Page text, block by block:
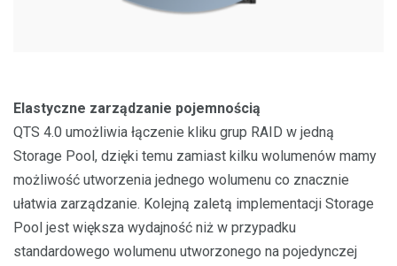
Elastyczne zarządzanie pojemnością
QTS 4.0 umożliwia łączenie kliku grup RAID w jedną
Storage Pool, dzięki temu zamiast kilku wolumenów mamy
możliwość utworzenia jednego wolumenu co znacznie
ułatwia zarządzanie. Kolejną zaletą implementacji Storage
Pool jest większa wydajność niż w przypadku
standardowego wolumenu utworzonego na pojedynczej